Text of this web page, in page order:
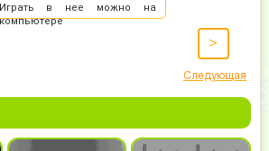
>
Следующая